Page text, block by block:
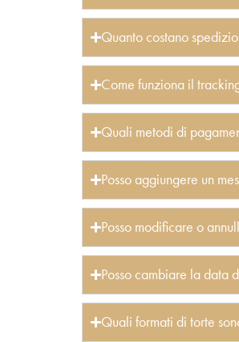
Quanto costano
Come funziona il
Quali metodi di
Posso aggiungere un
Posso modificare o
Posso cambiare la data
Quali formati di torte